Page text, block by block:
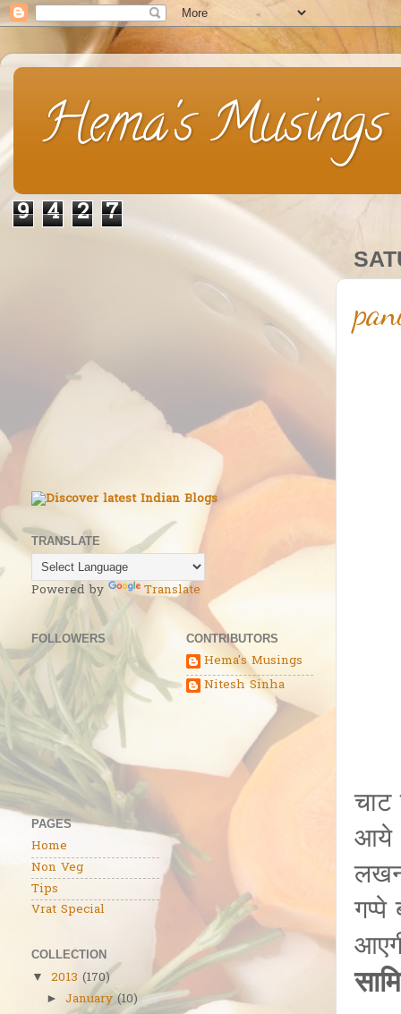
Hema's Musings
9 4 2 7
आये
TRANSLATE
Powered by Translate
FOLLOWERS
PAGES
Home
Non Veg
Tips
Vrat Special
CONTRIBUTORS
Hema's Musings
Nitesh Sinha
COLLECTION
▼
2013 (170)
►January (10)